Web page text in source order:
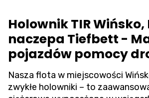
Holownik TIR
naczepa Tiefbett -
pojazdów pomocy
Nasza flota w miejscowości
zwykłe holowniki – to